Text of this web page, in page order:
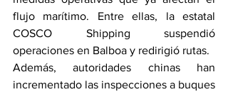
flujo marítimo. Entre ellas, la estatal
COSCO Shipping suspendió
operaciones en Balboa y redirigió rutas.
Además, autoridades chinas han
incrementado las inspecciones a buques